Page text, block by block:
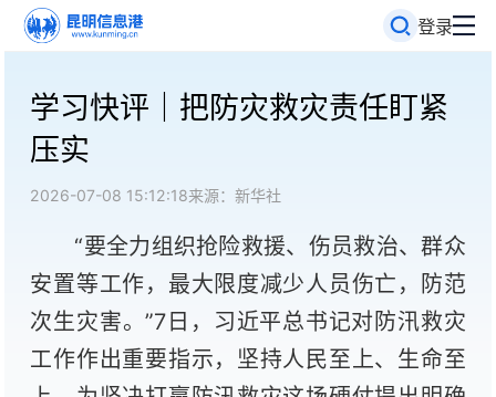
登录
学习快评｜把防灾救灾责任盯紧
压实
2026-07-08 15:12:18来源：新华社
“要全力组织抢险救援、伤员救治、群众
安置等工作，最大限度减少人员伤亡，防范
次生灾害。”7日，习近平总书记对防汛救灾
工作作出重要指示，坚持人民至上、生命至